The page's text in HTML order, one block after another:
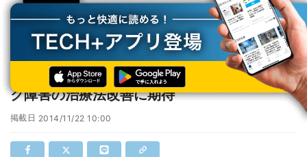
TECH+ テクノロジー
サイエンス
理研、パニック抑制する細胞を発見 - パニック障害の治療法改善に期待
理研、パニック抑制する細胞を発見 - パニッ
ク障害の治療法改善に期待
掲載日 2014/11/22 10:00